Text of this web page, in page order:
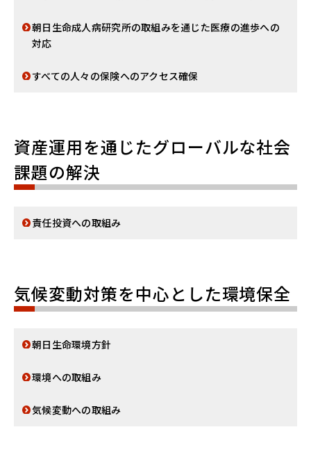
朝日生命成人病研究所の取組みを通じた医療の進歩への
対応
すべての人々の保険へのアクセス確保
資産運用を通じたグローバルな社会
課題の解決
責任投資への取組み
気候変動対策を中心とした環境保全
朝日生命環境方針
環境への取組み
気候変動への取組み